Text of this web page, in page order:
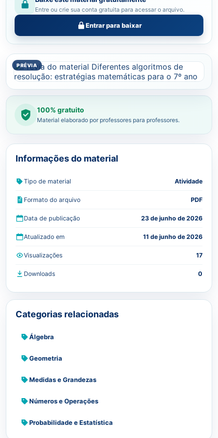
100% gratuito
Material elaborado por professores para professores.
Entre ou crie sua conta gratuita para acessar o arquivo.
Entrar para baixar
Informações do material
Tipo de material Atividade
Formato do arquivo PDF
Data de publicação 23 de junho de 2026
Atualizado em 11 de junho de 2026
Visualizações 17
Downloads 0
Categorias relacionadas
Álgebra
Geometria
Medidas e Grandezas
Números e Operações
Probabilidade e Estatística